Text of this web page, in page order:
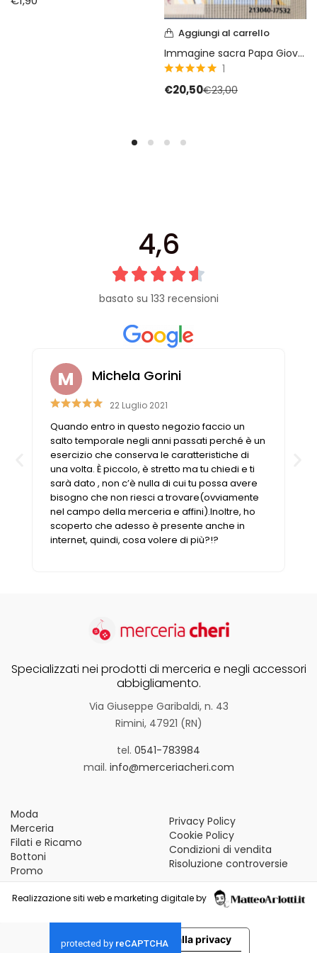
Aggiungi al carrello
Immagine sacra Papa Giovanni Paolo II
1
€20,50€23,00
4,6
basato su 133 recensioni
Michela Gorini
22 Luglio 2021
Quando entro in questo negozio faccio un
salto temporale negli anni passati perché è un
esercizio che conserva le caratteristiche di
una volta. È piccolo, è stretto ma tu chiedi e ti
sarà dato , non c’è nulla di cui tu possa avere
bisogno che non riesci a trovare(ovviamente
nel campo della merceria e affini).Inoltre, ho
scoperto che adesso è presente anche in
internet, quindi, cosa volere di più?!?
Specializzati nei prodotti di merceria e negli accessori
abbigliamento.
Via Giuseppe Garibaldi, n. 43
Rimini, 47921 (RN)
tel. 0541-783984
mail. info@merceriacheri.com
Moda
Merceria
Filati e Ricamo
Bottoni
Promo
Privacy Policy
Cookie Policy
Condizioni di vendita
Risoluzione controversie
Realizzazione siti web e marketing digitale by
Le tue preferenze relative alla privacy